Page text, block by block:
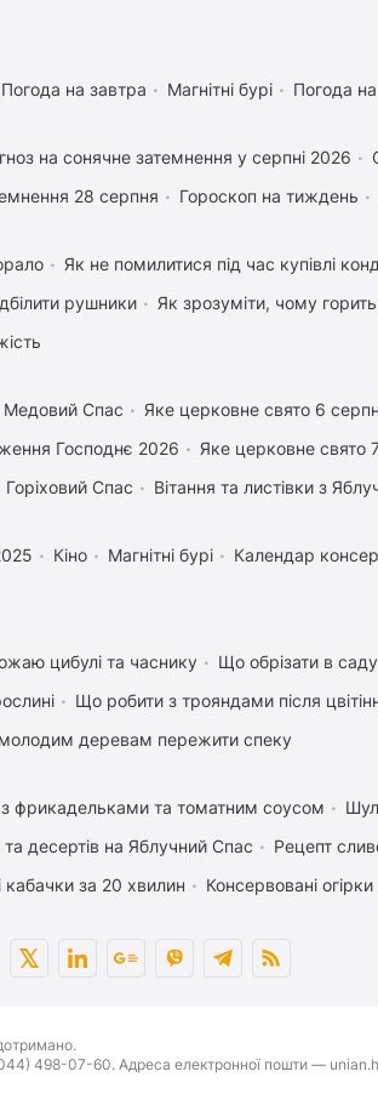
Погода на завтра Магнітні бурі Погода
на сонячне затемнення у серпні 2026
28 серпня Гороскоп на тиждень
Як не помилитися під час купівлі
рушники
Як зрозуміти, чому
Медовий Спас
Яке церковне свято 6
Господнє 2026
Яке церковне свято
Спас
Вітання та листівки з
Кіно Магнітні бурі
Календар
цибулі та часнику
Що обрізати в
Що робити з трояндами після
деревам пережити спеку
з фрикадельками та томатним соусом
та десертів на Яблучний Спас
Рецепт
кабачки за 20 хвилин Консервовані
498-07-60. Адреса електронної пошти —